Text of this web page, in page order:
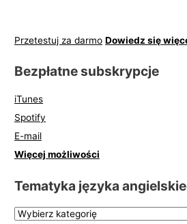
Przetestuj za darmo Dowiedz się
Bezpłatne subskrypcje
iTunes
Spotify
E-mail
Więcej możliwości
Tematyka języka